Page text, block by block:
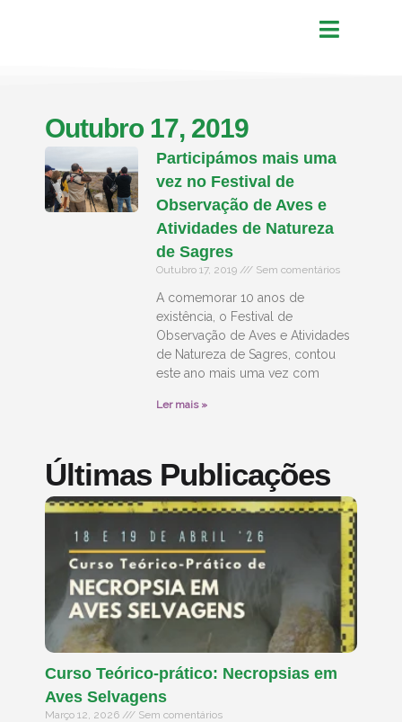
Outubro 17, 2019
Participámos mais uma
vez no Festival de
Observação de Aves e
Atividades de Natureza
de Sagres
Outubro 17, 2019 Sem comentários
A comemorar 10 anos de
existência, o Festival de
Observação de Aves e Atividades
de Natureza de Sagres, contou
este ano mais uma vez com
Ler mais »
Últimas Publicações
Curso Teórico-prático: Necropsias em
Aves Selvagens
Março 12, 2026 Sem comentários